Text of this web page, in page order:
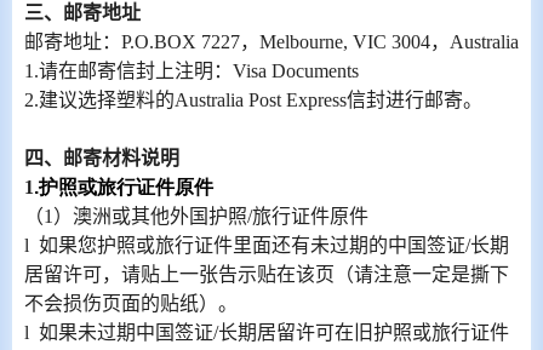
三、邮寄地址
邮寄地址： P.O.BOX 7227， Melbourne, VIC 3004， Australia
1.请在邮寄信封上注明： Visa Documents
2.建议选择塑料的Australia Post Express信封进行邮寄。
四、邮寄材料说明
1.护照或旅行证件原件
（1 ）澳洲或其他外国护照/旅行证件原件
l 如果您护照或旅行证件里面还有未过期的中国签证/长期
居留许可，请贴上一张告示贴在该页（请注意一定是撕下
不会损伤页面的贴纸）。
l 如果未过期中国签证/长期居留许可在旧护照或旅行证件